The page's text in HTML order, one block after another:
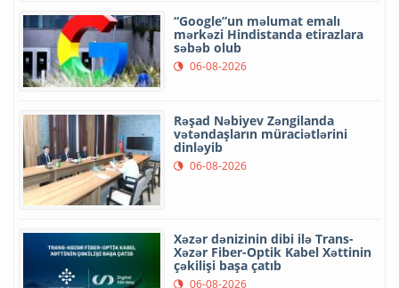
“Google”un məlumat emalı
mərkəzi Hindistanda etirazlara
səbəb olub
06-08-2026
Rəşad Nəbiyev Zəngilanda
vətəndaşların müraciətlərini
dinləyib
06-08-2026
Xəzər dənizinin dibi ilə Trans-
Xəzər Fiber-Optik Kabel Xəttinin
çəkilişi başa çatıb
06-08-2026